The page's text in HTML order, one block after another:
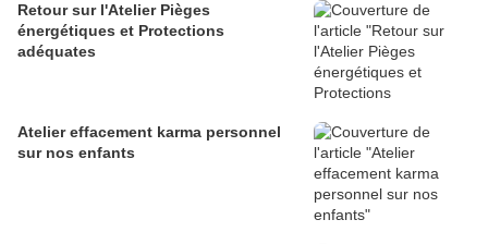
Retour sur l'Atelier Pièges
énergétiques et Protections
adéquates
Atelier effacement karma personnel
sur nos enfants